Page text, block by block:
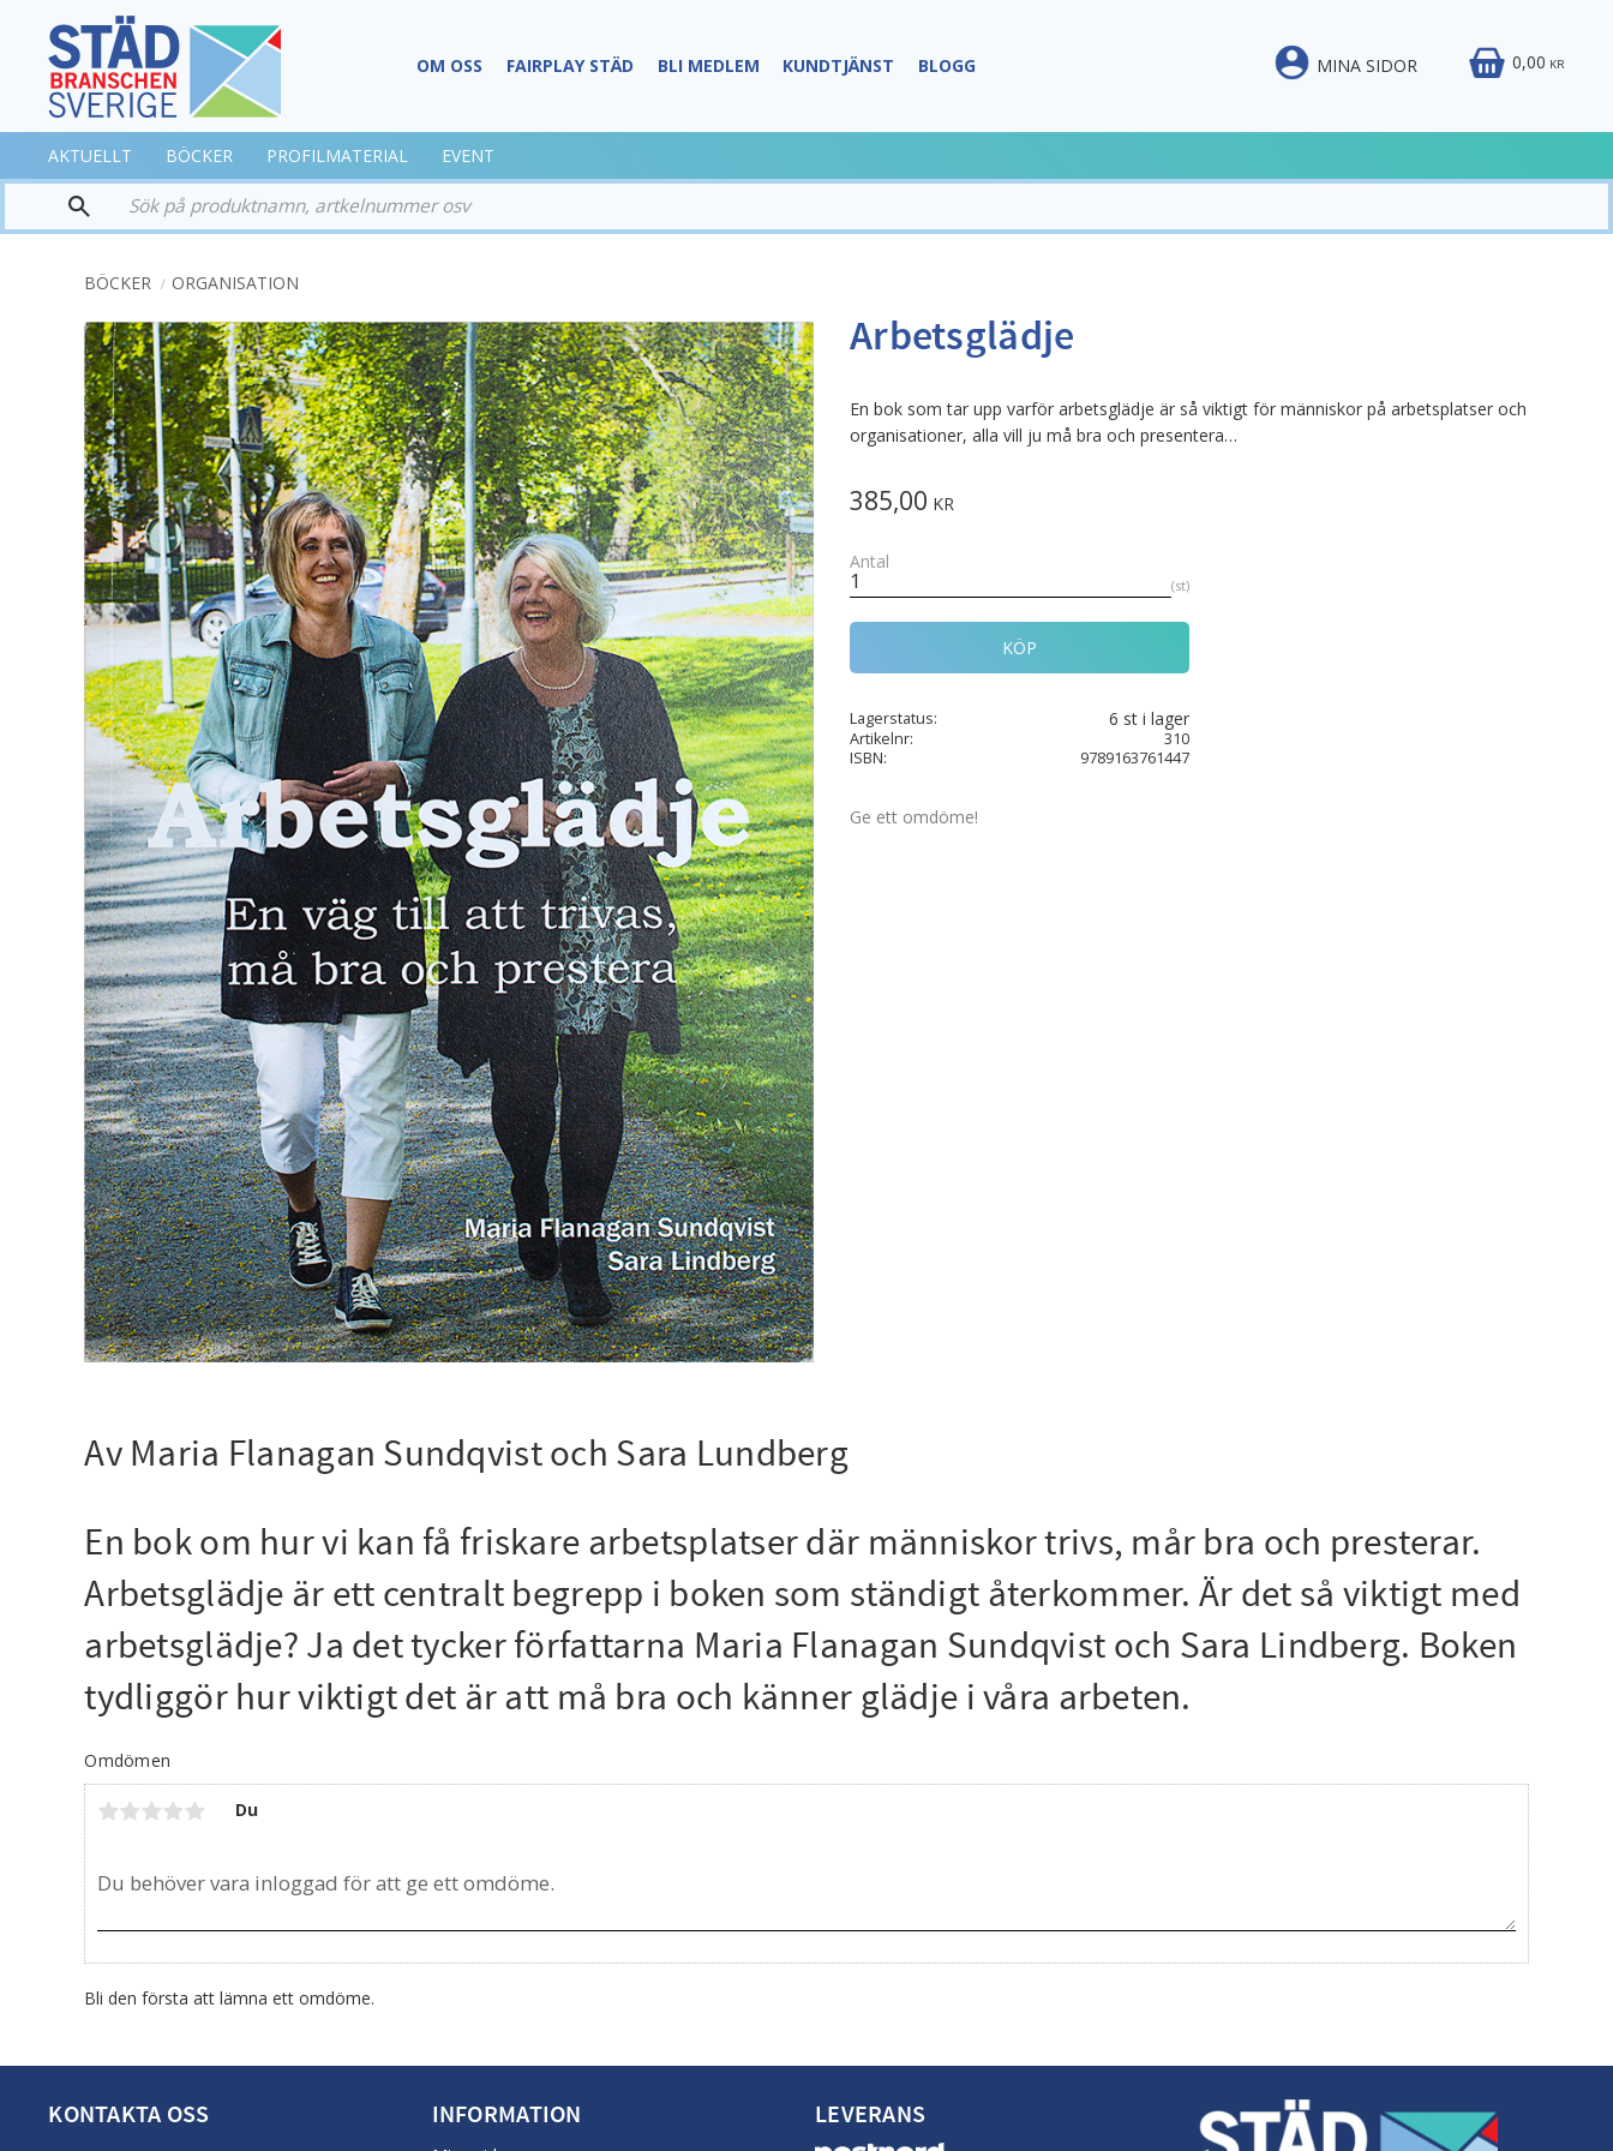
OM OSS FAIRPLAY STÄD BLI MEDLEM KUNDTJÄNST BLOGG MINA SIDOR 0,00 KR
AKTUELLT BÖCKER PROFILMATERIAL EVENT
BÖCKER ORGANISATION
Arbetsglädje
En bok som tar upp varför arbetsglädje är så viktigt för människor på arbetsplatser och
organisationer, alla vill ju må bra och presentera…
385,00 KR
Antal
st
KÖP
Lagerstatus 6 st i lager
Artikelnr
310
ISBN
9789163761447
Ge ett omdöme!
Av Maria Flanagan Sundqvist och Sara Lundberg
En bok om hur vi kan få friskare arbetsplatser där människor trivs, mår bra och presterar.
Arbetsglädje är ett centralt begrepp i boken som ständigt återkommer. Är det så viktigt med
arbetsglädje? Ja det tycker författarna Maria Flanagan Sundqvist och Sara Lindberg. Boken
tydliggör hur viktigt det är att må bra och känner glädje i våra arbeten.
Omdömen
Du
Bli den första att lämna ett omdöme.
KONTAKTA OSS INFORMATION LEVERANS